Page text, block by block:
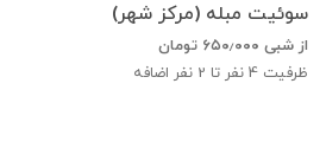
سوئیت مبله (مرکز شهر)
از شبی ۶۵۰٫۰۰۰ تومان
ظرفیت 4 نفر تا 2 نفر اضافه